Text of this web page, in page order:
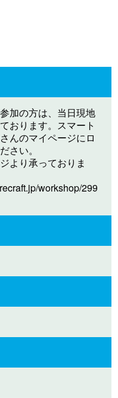
加の方は、当日現地
おります。スマート
んのマイページにロ
さい。
より承っておりま
workshop/299